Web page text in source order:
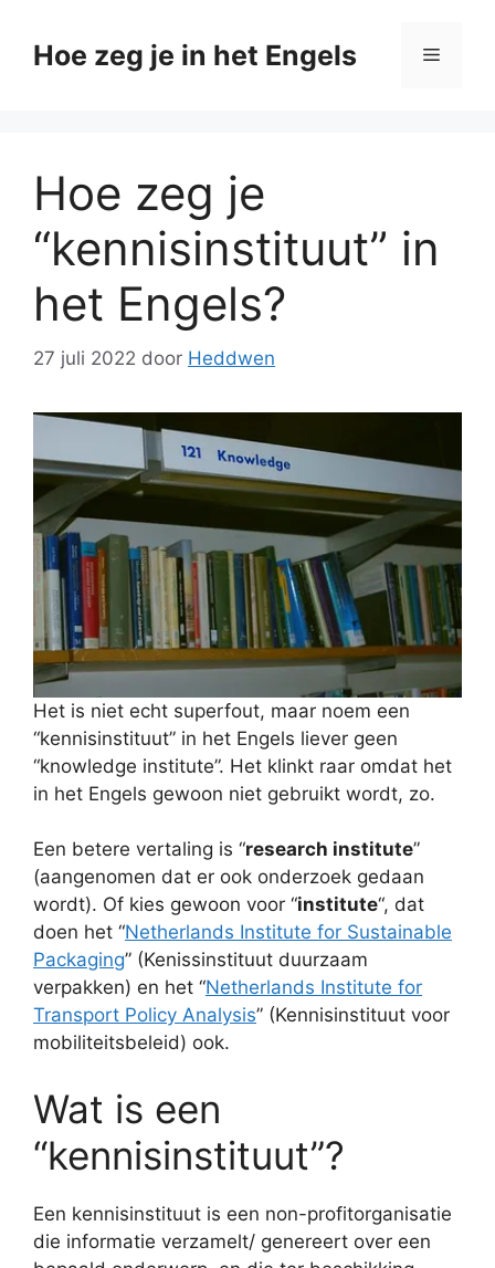
naarHoe zeg je in het Engels Menu
Hoe zeg je
“kennisinstituut” in
het Engels?
27 juli 2022 door Heddwen
Het is niet echt superfout, maar noem een
“kennisinstituut” in het Engels liever geen
“knowledge institute”. Het klinkt raar omdat het
in het Engels gewoon niet gebruikt wordt, zo.
Een betere vertaling is “research institute”
(aangenomen dat er ook onderzoek gedaan
wordt). Of kies gewoon voor “institute“, dat
doen het “Netherlands Institute for Sustainable
Packaging” (Kenissinstituut duurzaam
verpakken) en het “Netherlands Institute for
Transport Policy Analysis” (Kennisinstituut voor
mobiliteitsbeleid) ook.
Wat is een
“kennisinstituut”?
Een kennisinstituut is een non-profitorganisatie
die informatie verzamelt/ genereert over een